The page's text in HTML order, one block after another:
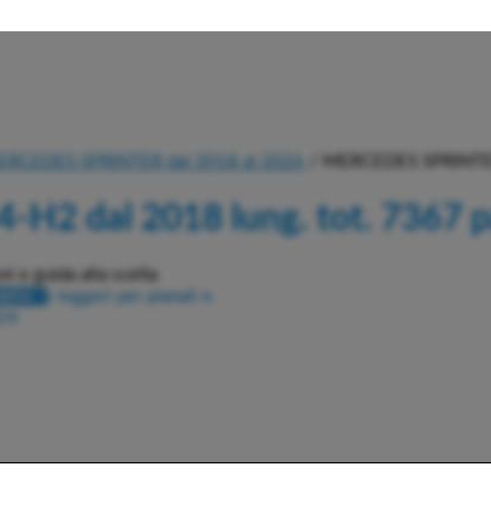
SPRINTER dal 2018 al 2026 / MERCEDES
H2 dal 2018 lung. tot. 7367
e guida alla scelta